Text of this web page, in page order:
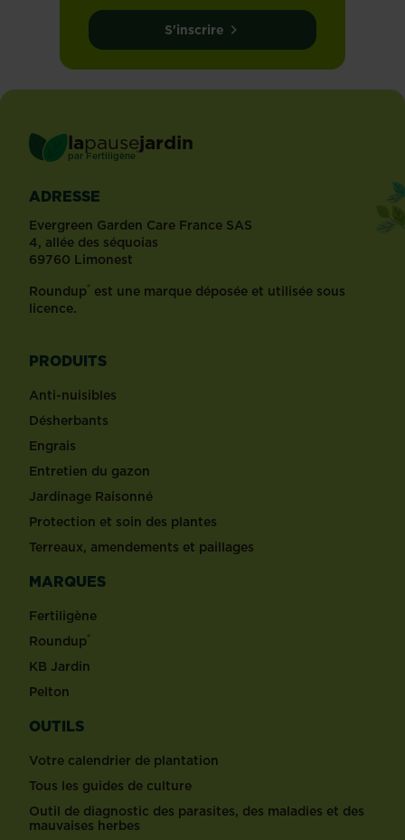
S'inscrire
lapausejardin
par Fertiligène ®
ADRESSE
Evergreen Garden Care France SAS
4, allée des séquoias
69760 Limonest
Roundup® est une marque déposée et utilisée sous
licence.
PRODUITS
Anti-nuisibles
Désherbants
Engrais
Entretien du gazon
Jardinage Raisonné
Protection et soin des plantes
Terreaux, amendements et paillages
MARQUES
Fertiligène
Roundup®
KB Jardin
Pelton
OUTILS
Votre calendrier de plantation
Tous les guides de culture
Outil de diagnostic des parasites, des maladies et des
mauvaises herbes